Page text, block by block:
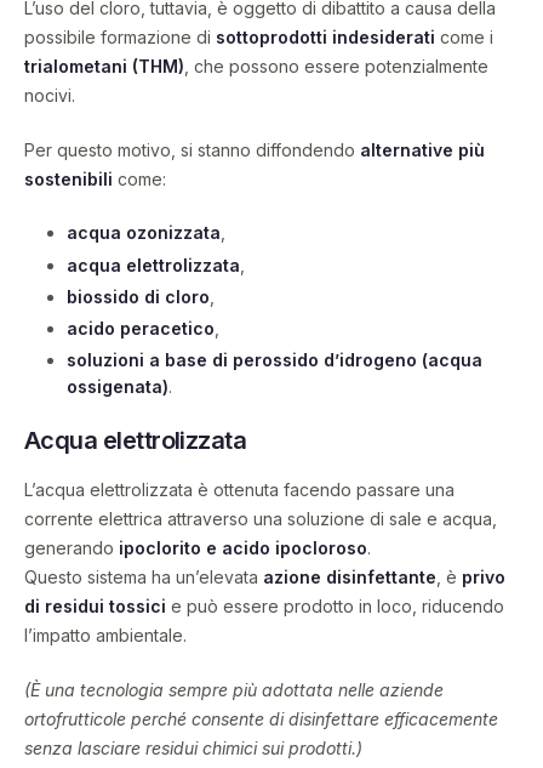
L’uso del cloro, tuttavia, è oggetto di dibattito a causa della
possibile formazione di sottoprodotti indesiderati come i
trialometani (THM) , che possono essere potenzialmente
nocivi.
Per questo motivo, si stanno diffondendo alternative più
sostenibili come:
acqua ozonizzata
acqua elettrolizzata
biossido di cloro
acido peracetico
soluzioni a base di perossido d’idrogeno (acqua
ossigenata).
Acqua elettrolizzata
L’acqua elettrolizzata è ottenuta facendo passare una
corrente elettrica attraverso una soluzione di sale e acqua,
generando ipoclorito e acido ipocloroso.
Questo sistema ha un’elevata azione disinfettante , è privo
di residui tossici e può essere prodotto in loco, riducendo
l’impatto ambientale.
(È una tecnologia sempre più adottata nelle aziende
ortofrutticole perché consente di disinfettare efficacemente
senza lasciare residui chimici sui prodotti.)